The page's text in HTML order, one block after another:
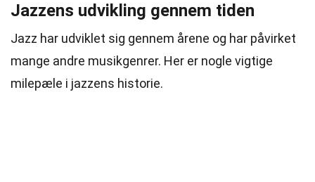
Jazzens udvikling gennem tiden
Jazz har udviklet sig gennem årene og har påvirket
mange andre musikgenrer. Her er nogle vigtige
milepæle i jazzens historie.